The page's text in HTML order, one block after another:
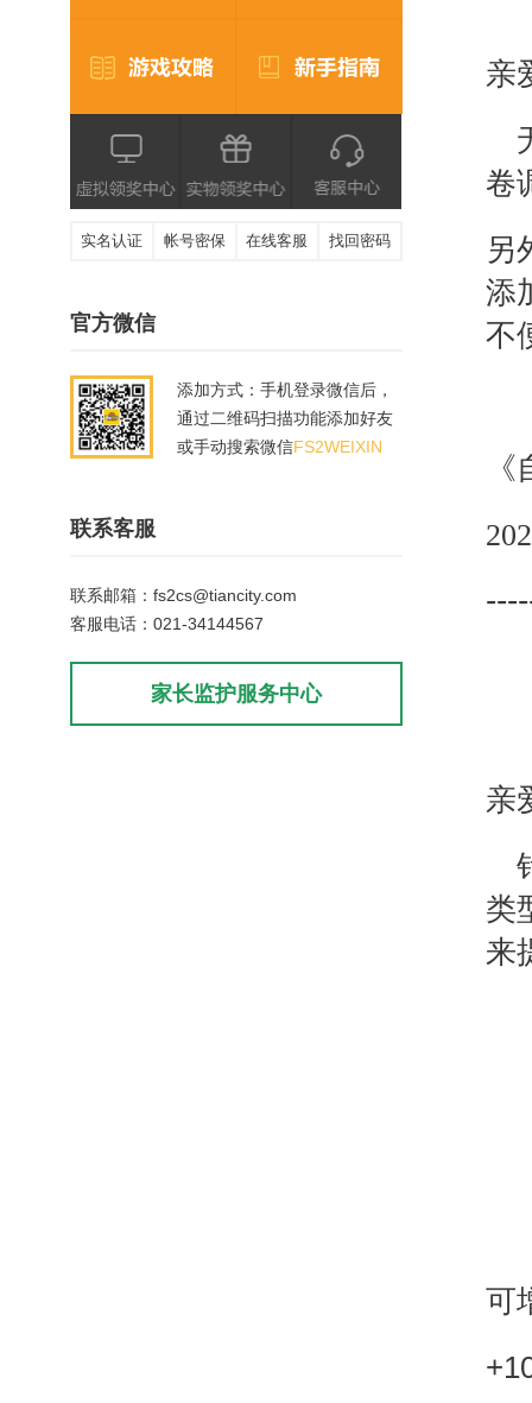
实名认证 帐号密保 在线客服 找回密码
官方微信
添加方式：手机登录微信后，
通过二维码扫描功能添加好友
或手动搜索微信FS2WEIXIN
联系客服
联系邮箱：fs2cs@tiancity.com
客服电话：021-34144567
家长监护服务中心
亲
卷
另
添
不
亲
类
来
可